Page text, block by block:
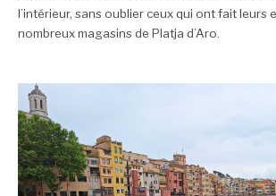
l’intérieur, sans oublier ceux qui ont fait leurs
nombreux magasins de Platja d’Aro.